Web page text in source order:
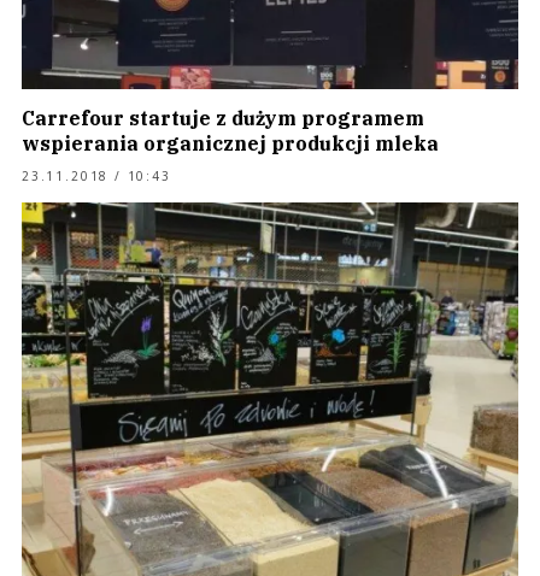
Carrefour startuje z dużym programem
wspierania organicznej produkcji mleka
23.11.2018 / 10:43